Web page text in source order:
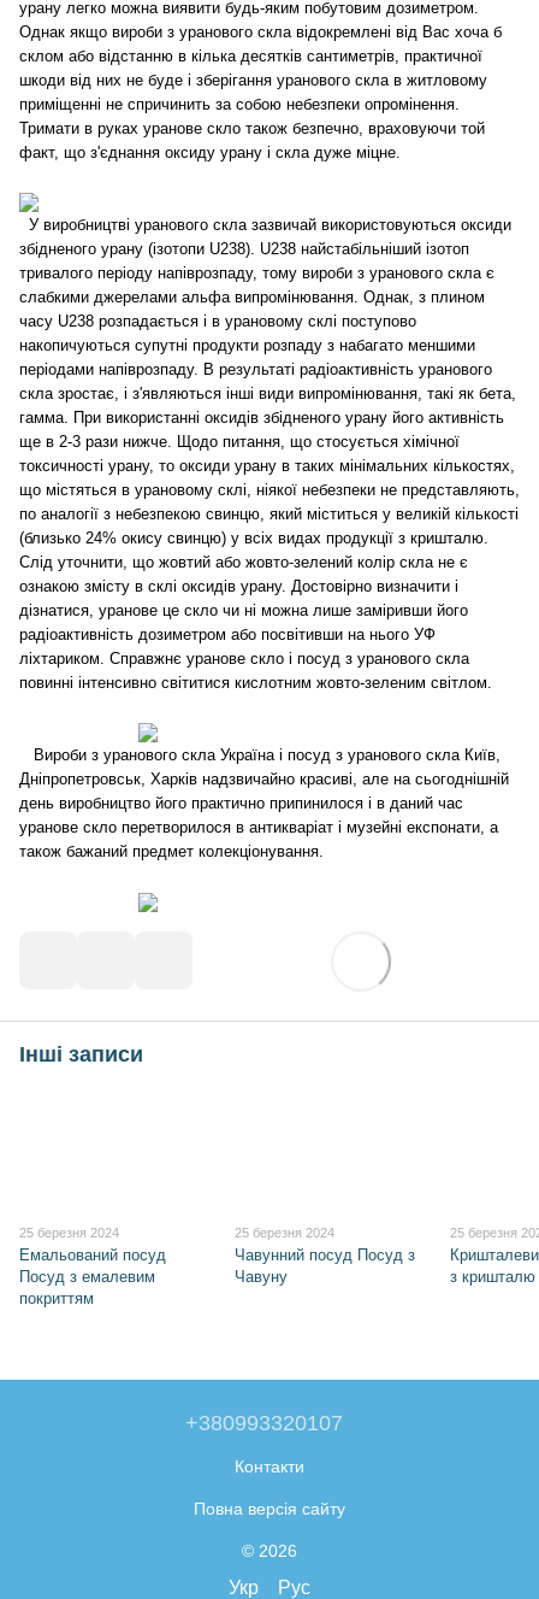
урану легко можна виявити будь-яким побутовим дозиметром.
Однак якщо вироби з уранового скла відокремлені від Вас хоча б
склом або відстанню в кілька десятків сантиметрів, практичної
шкоди від них не буде і зберігання уранового скла в житловому
приміщенні не спричинить за собою небезпеки опромінення.
Тримати в руках уранове скло також безпечно, враховуючи той
факт, що з'єднання оксиду урану і скла дуже міцне.
У виробництві уранового скла зазвичай використовуються оксиди
збідненого урану (ізотопи U238). U238 найстабільніший ізотоп
тривалого періоду напіврозпаду, тому вироби з уранового скла є
слабкими джерелами альфа випромінювання. Однак, з плином
часу U238 розпадається і в урановому склі поступово
накопичуються супутні продукти розпаду з набагато меншими
періодами напіврозпаду. В результаті радіоактивність уранового
скла зростає, і з'являються інші види випромінювання, такі як бета,
гамма. При використанні оксидів збідненого урану його активність
ще в 2-3 рази нижче. Щодо питання, що стосується хімічної
токсичності урану, то оксиди урану в таких мінімальних кількостях,
що містяться в урановому склі, ніякої небезпеки не представляють,
по аналогії з небезпекою свинцю, який міститься у великій кількості
(близько 24% окису свинцю) у всіх видах продукції з кришталю.
Слід уточнити, що жовтий або жовто-зелений колір скла не є
ознакою змісту в склі оксидів урану. Достовірно визначити і
дізнатися, уранове це скло чи ні можна лише заміривши його
радіоактивність дозиметром або посвітивши на нього УФ
ліхтариком. Справжнє уранове скло і посуд з уранового скла
повинні інтенсивно світитися кислотним жовто-зеленим світлом.
Вироби з уранового скла Україна і посуд з уранового скла Київ,
Дніпропетровськ, Харків надзвичайно красиві, але на сьогоднішній
день виробництво його практично припинилося і в даний час
уранове скло перетворилося в антикваріат і музейні експонати, а
також бажаний предмет колекціонування.
Інші записи
25 березня 2024
Емальований посуд
Посуд з емалевим
покриттям
25 березня 2024
Чавунний посуд Посуд з
Чавуну
25 березня
з кришталю
+380993320107
Контакти
Повна версія сайту
© 2026
Укр Рус